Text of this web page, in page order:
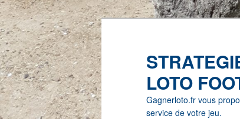
LOTO
Gagnerloto.fr vous
service de votre jeu.